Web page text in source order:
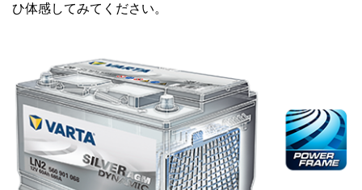
ひ体感してみてください。